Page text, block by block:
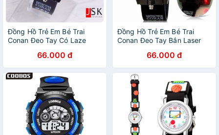
Đồng Hồ Trẻ Em Bé Trai
Conan Đeo Tay Có Laze
66.000 đ
Đồng Hồ Trẻ Em Bé Trai
Conan Đeo Tay Bắn Laser
66.000 đ